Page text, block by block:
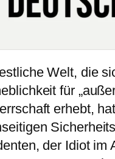
Welt, die
für
erhebt,
der Idiot im